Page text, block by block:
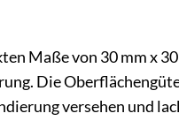
Maße von 30 mm x
Die
versehen und